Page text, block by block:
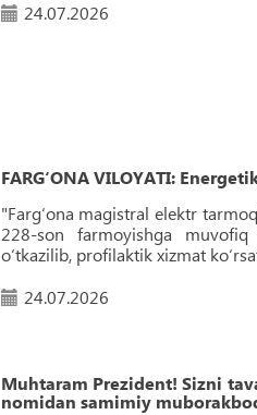
24.07.2026
FARG‘ONA VILOYATI:
"Farg‘ona magistral elektr
228-son farmoyishga
o‘tkazilib, profilaktik xizmat
24.07.2026
Muhtaram Prezident! Sizni
nomidan samimiy